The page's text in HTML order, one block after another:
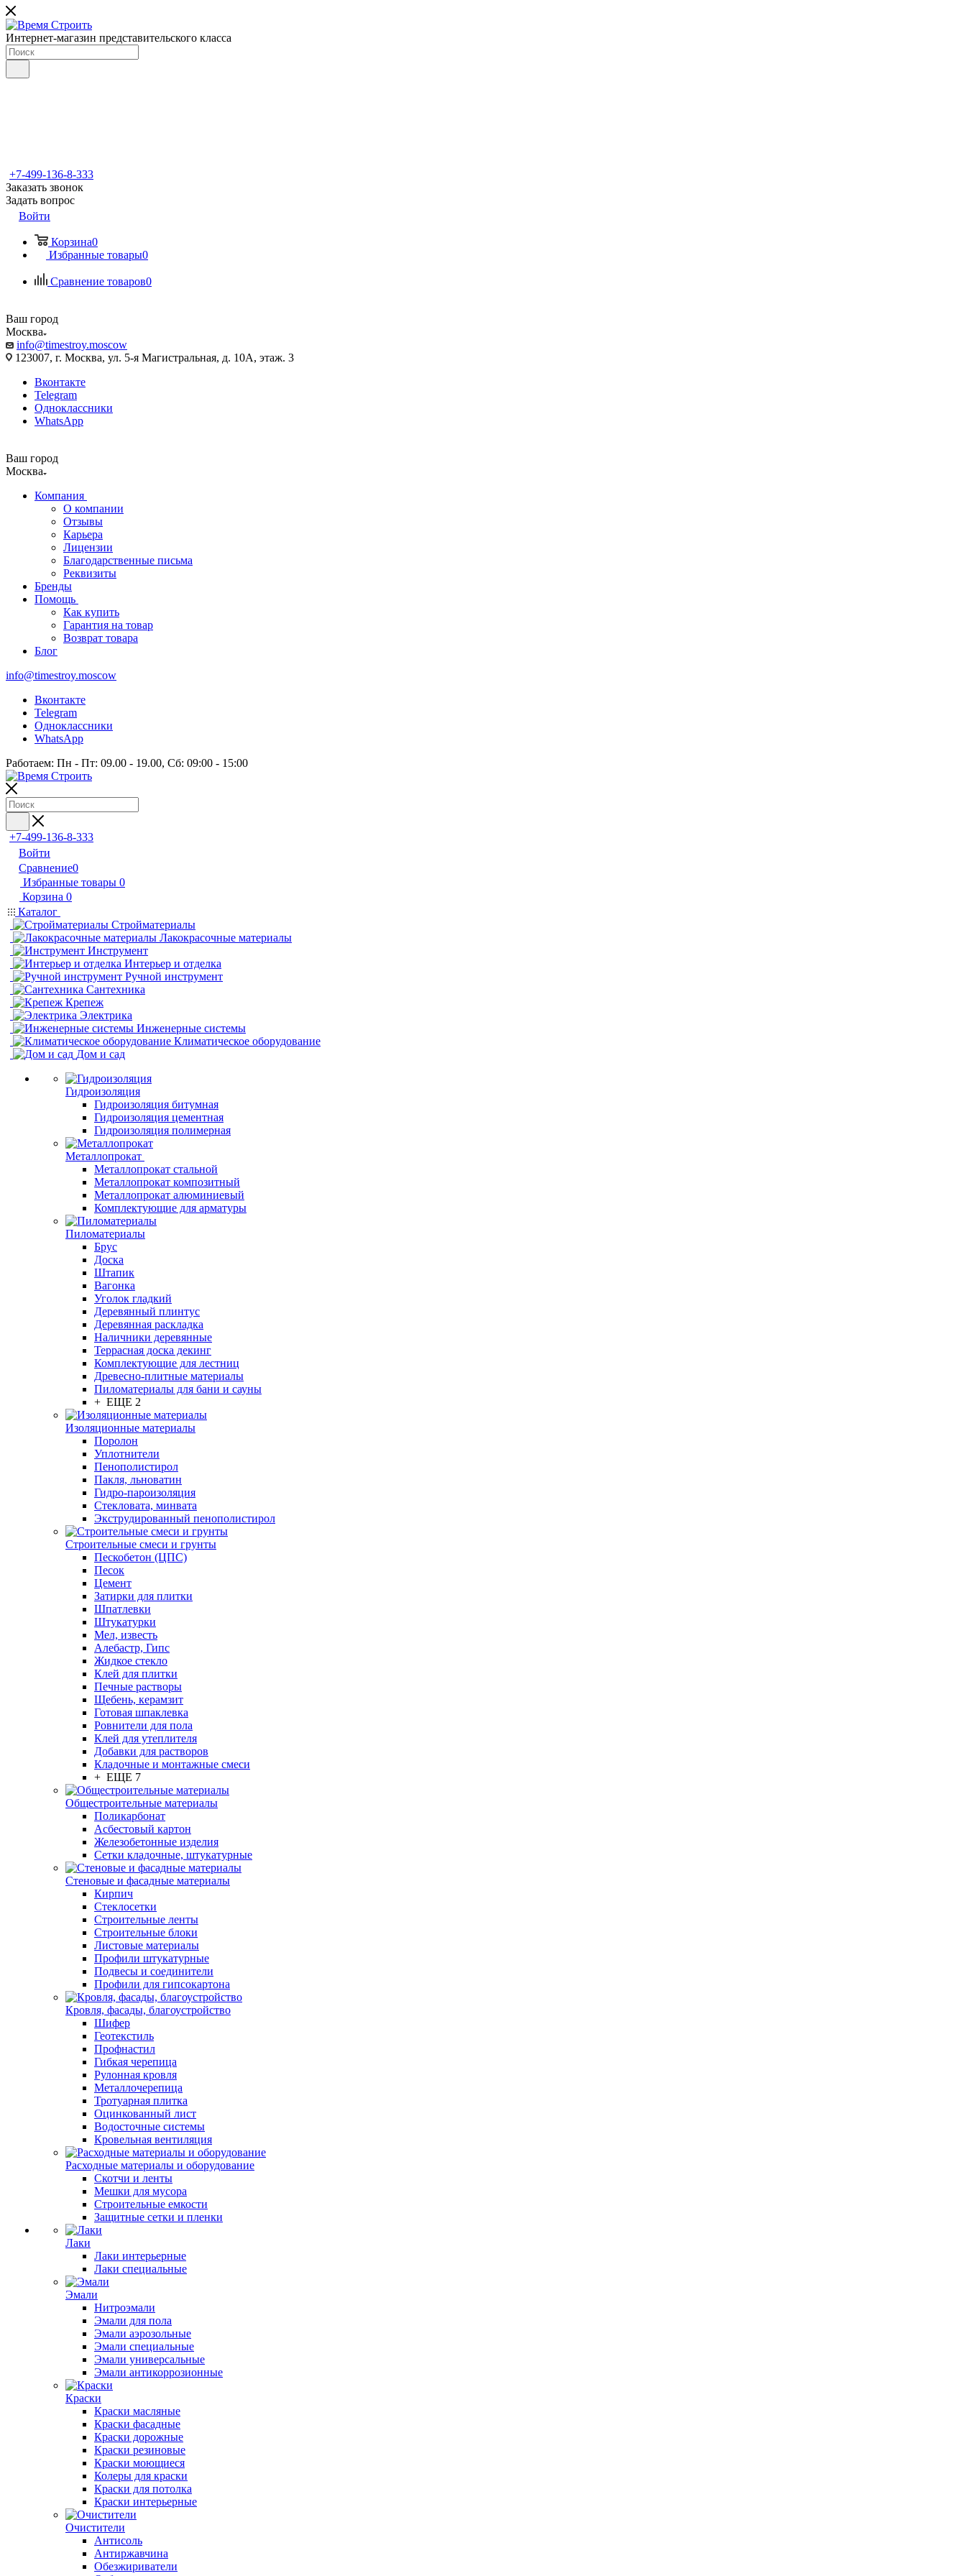
Интернет-магазин представительского класса
+7-499-136-8-333
Заказать звонок
Задать вопрос
Войти
Корзина0
Избранные товары0
Сравнение товаров0
Ваш город
Москва
info@timestroy.moscow
123007, г. Москва, ул. 5-я Магистральная, д. 10А, этаж. 3
Вконтакте
Telegram
Одноклассники
WhatsApp
Ваш город
Москва
Компания
О компании
Отзывы
Карьера
Лицензии
Благодарственные письма
Реквизиты
Бренды
Помощь
Как купить
Гарантия на товар
Возврат товара
Блог
info@timestroy.moscow
Вконтакте
Telegram
Одноклассники
WhatsApp
Работаем: Пн - Пт: 09.00 - 19.00, Сб: 09:00 - 15:00
+7-499-136-8-333
Войти
Сравнение0
Избранные товары 0
Корзина 0
Каталог
Стройматериалы
Лакокрасочные материалы
Инструмент
Интерьер и отделка
Ручной инструмент
Сантехника
Крепеж
Электрика
Инженерные системы
Климатическое оборудование
Дом и сад
Гидроизоляция
Гидроизоляция битумная
Гидроизоляция цементная
Гидроизоляция полимерная
Металлопрокат
Металлопрокат стальной
Металлопрокат композитный
Металлопрокат алюминиевый
Комплектующие для арматуры
Пиломатериалы
Брус
Доска
Штапик
Вагонка
Уголок гладкий
Деревянный плинтус
Деревянная раскладка
Наличники деревянные
Террасная доска декинг
Комплектующие для лестниц
Древесно-плитные материалы
Пиломатериалы для бани и сауны
+ ЕЩЕ 2
Изоляционные материалы
Поролон
Уплотнители
Пенополистирол
Пакля, льноватин
Гидро-пароизоляция
Стекловата, минвата
Экструдированный пенополистирол
Строительные смеси и грунты
Пескобетон (ЦПС)
Песок
Цемент
Затирки для плитки
Шпатлевки
Штукатурки
Мел, известь
Алебастр, Гипс
Жидкое стекло
Клей для плитки
Печные растворы
Щебень, керамзит
Готовая шпаклевка
Ровнители для пола
Клей для утеплителя
Добавки для растворов
Кладочные и монтажные смеси
+ ЕЩЕ 7
Общестроительные материалы
Поликарбонат
Асбестовый картон
Железобетонные изделия
Сетки кладочные, штукатурные
Стеновые и фасадные материалы
Кирпич
Стеклосетки
Строительные ленты
Строительные блоки
Листовые материалы
Профили штукатурные
Подвесы и соединители
Профили для гипсокартона
Кровля, фасады, благоустройство
Шифер
Геотекстиль
Профнастил
Гибкая черепица
Рулонная кровля
Металлочерепица
Тротуарная плитка
Оцинкованный лист
Водосточные системы
Кровельная вентиляция
Расходные материалы и оборудование
Скотчи и ленты
Мешки для мусора
Строительные емкости
Защитные сетки и пленки
Лаки
Лаки интерьерные
Лаки специальные
Эмали
Нитроэмали
Эмали для пола
Эмали аэрозольные
Эмали специальные
Эмали универсальные
Эмали антикоррозионные
Краски
Краски масляные
Краски фасадные
Краски дорожные
Краски резиновые
Краски моющиеся
Колеры для краски
Краски для потолка
Краски интерьерные
Очистители
Антисоль
Антиржавчина
Обезжириватели